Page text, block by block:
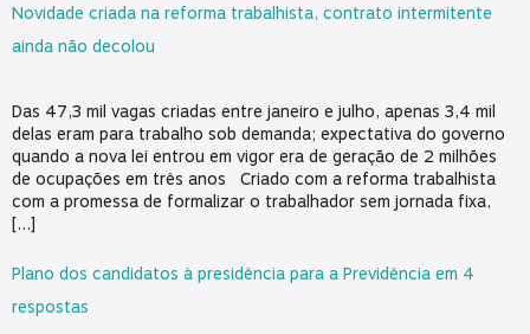
Novidade criada na reforma trabalhista, contrato intermitente
ainda não decolou
Das 47,3 mil vagas criadas entre janeiro e julho, apenas 3,4 mil
delas eram para trabalho sob demanda; expectativa do governo
quando a nova lei entrou em vigor era de geração de 2 milhões
de ocupações em três anos Criado com a reforma trabalhista
com a promessa de formalizar o trabalhador sem jornada fixa,
[…]
Plano dos candidatos à presidência para a Previdência em 4
respostas